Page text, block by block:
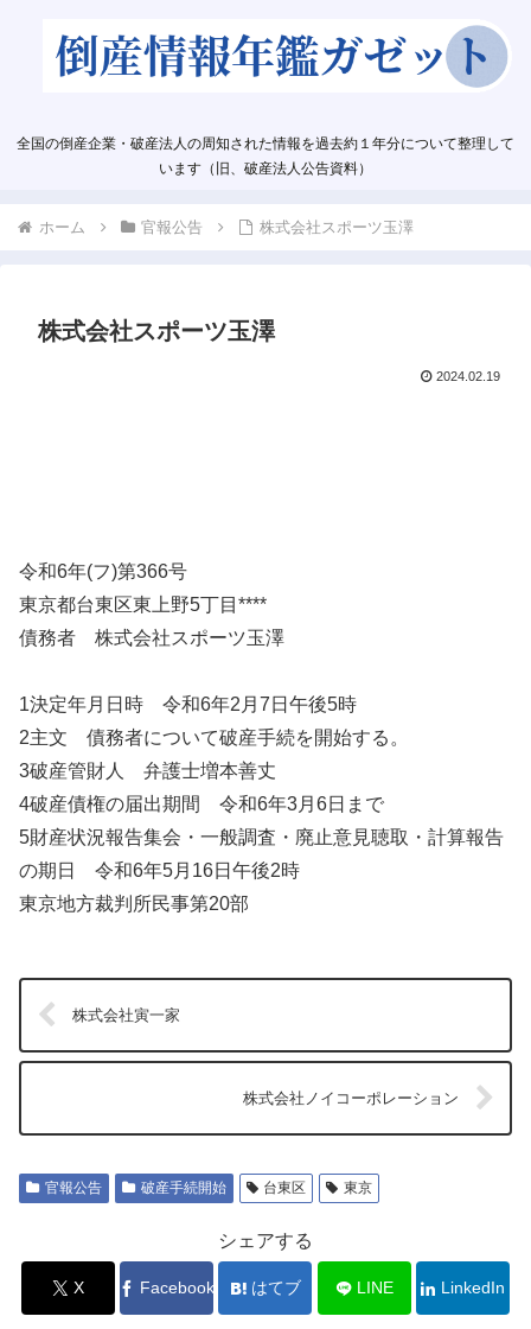
全国の倒産企業・破産法人の周知された情報を過去約１年分について整理して
います（旧、破産法人公告資料）
ホーム 官報公告 株式会社スポーツ玉澤
株式会社スポーツ玉澤
2024.02.19
令和6年(フ)第366号
東京都台東区東上野5丁目****
債務者 株式会社スポーツ玉澤
1決定年月日時 令和6年2月7日午後5時
2主文 債務者について破産手続を開始する。
3破産管財人 弁護士増本善丈
4破産債権の届出期間 令和6年3月6日まで
5財産状況報告集会・一般調査・廃止意見聴取・計算報告
の期日 令和6年5月16日午後2時
東京地方裁判所民事第20部
株式会社寅一家
株式会社ノイコーポレーション
官報公告 破産手続開始 台東区 東京
シェアする
X Facebook はてブ LINE LinkedIn